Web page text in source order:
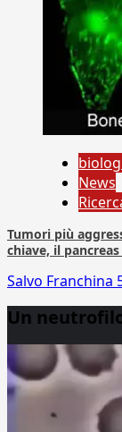
News
Tumori più
chiave, il
Salvo Franchina
Un
Player